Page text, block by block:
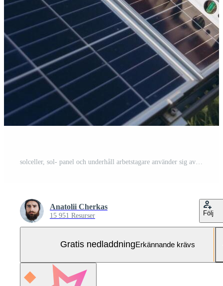
Anatolii Cherkas
15 951 Resurser Följ
Gratis nedladdningErkännande krävs